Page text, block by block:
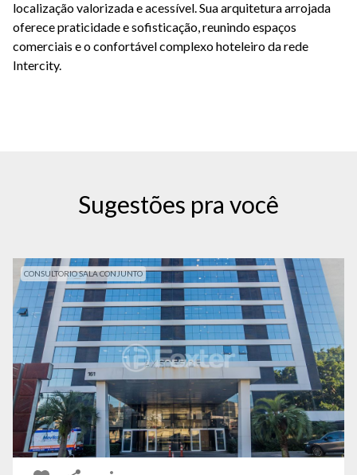
localização valorizada e acessível. Sua arquitetura arrojada
oferece praticidade e sofisticação, reunindo espaços
comerciais e o confortável complexo hoteleiro da rede
Intercity.
Sugestões pra você
CONSULTORIO SALA CONJUNTO